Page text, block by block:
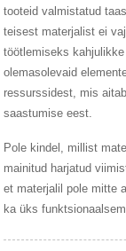
tooteid valmistatud
teisest materjalist ei
töötlemiseks
olemasolevaid
ressurssidest, mis
saastumise eest.
Pole kindel, millist
mainitud harjatud
et materjalil pole mitte
ka üks